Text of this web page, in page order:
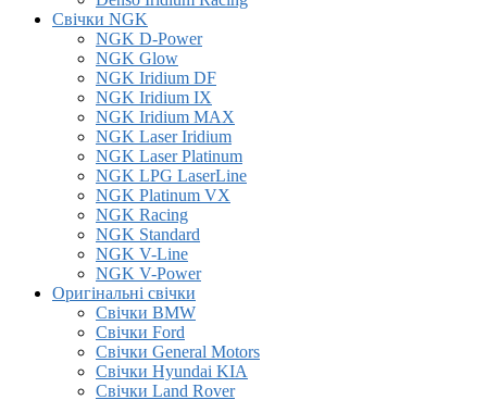
Свічки NGK
NGK D-Power
NGK Glow
NGK Iridium DF
NGK Iridium IX
NGK Iridium MAX
NGK Laser Iridium
NGK Laser Platinum
NGK LPG LaserLine
NGK Platinum VX
NGK Racing
NGK Standard
NGK V-Line
NGK V-Power
Оригінальні свічки
Свічки BMW
Свічки Ford
Свічки General Motors
Свічки Hyundai KIA
Свічки Land Rover